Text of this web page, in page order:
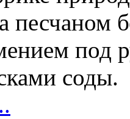
песчаном
под
соды.